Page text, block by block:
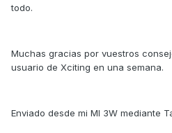
todo.
Muchas gracias por vuestros
usuario de Xciting en una semana.
Enviado desde mi MI 3W mediante